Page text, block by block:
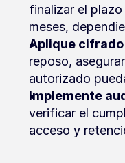
finalizar el
meses,
Aplique
reposo,
autorizado
Implemente
verificar el
acceso y